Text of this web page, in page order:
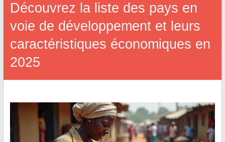
Découvrez la liste des pays en
voie de développement et leurs
caractéristiques économiques en
2025